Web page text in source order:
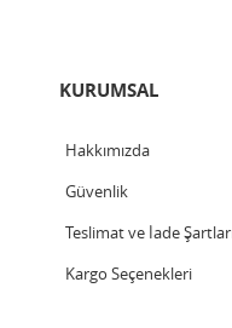
KURUMSAL
Hakkımızda
Güvenlik
Teslimat ve İade
Kargo Seçenekleri